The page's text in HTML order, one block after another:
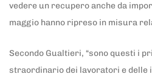
vedere un recupero anche da
maggio hanno ripreso in misura
Secondo Gualtieri, “sono questi i
straordinario dei lavoratori e delle